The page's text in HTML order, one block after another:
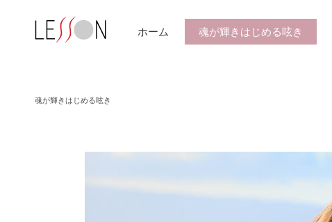
ホーム 魂が輝きはじめる呟き
魂が輝きはじめる呟き